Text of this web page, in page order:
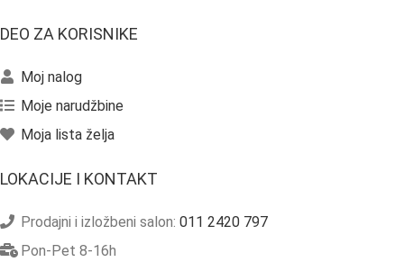
DEO ZA KORISNIKE
Moj nalog
Moje narudžbine
Moja lista želja
LOKACIJE I KONTAKT
Prodajni i izložbeni salon: 011 2420 797
Pon-Pet 8-16h